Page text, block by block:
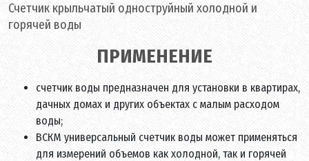
Счетчик крыльчатый одноструйный холодной и
горячей воды
ПРИМЕНЕНИЕ
счетчик воды предназначен для установки в квартирах,
дачных домах и других объектах с малым расходом
воды;
ВСКМ универсальный счетчик воды может применяться
для измерений объемов как холодной, так и горячей